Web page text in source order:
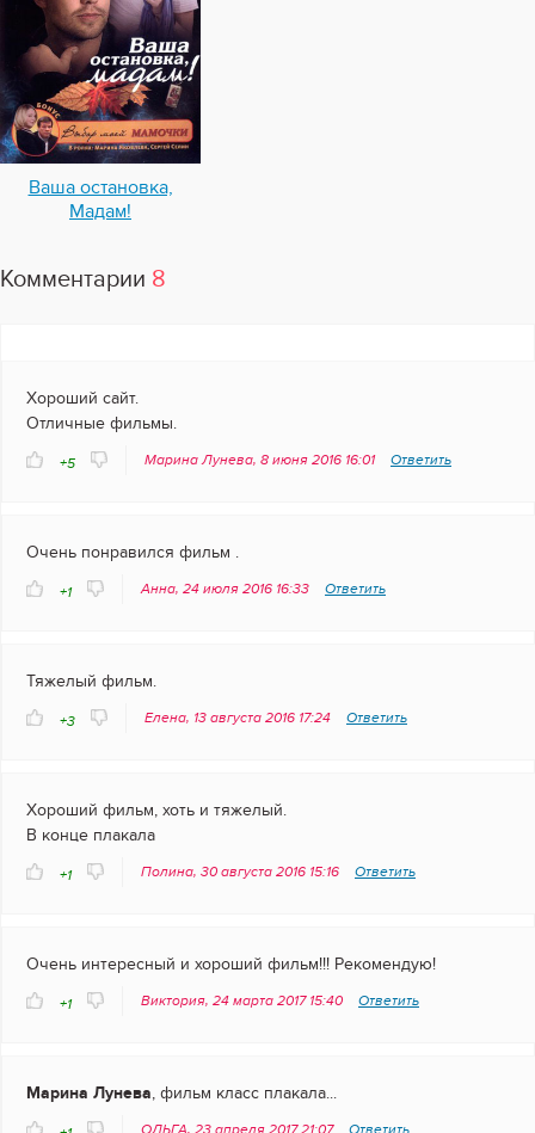
Ваша остановка,
Мадам!
Комментарии 8
Хороший сайт.
Отличные фильмы.
+5 Марина Лунева, 8 июня 2016 16:01 Ответить
Очень понравился фильм .
+1 Анна, 24 июля 2016 16:33 Ответить
Тяжелый фильм.
+3 Елена, 13 августа 2016 17:24 Ответить
Хороший фильм, хоть и тяжелый.
В конце плакала
+1 Полина, 30 августа 2016 15:16 Ответить
Очень интересный и хороший фильм!!! Рекомендую!
+1 Виктория, 24 марта 2017 15:40 Ответить
Марина Лунева, фильм класс плакала...
ОЛЬГА, 23 апреля 2017 21:07 Ответить